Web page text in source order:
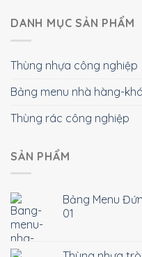
DANH MỤC SẢN PHẨM
Thùng nhựa công nghiệp
Bảng menu nhà hàng-
Thùng rác công nghiệp
SẢN PHẨM
Bảng Menu
01